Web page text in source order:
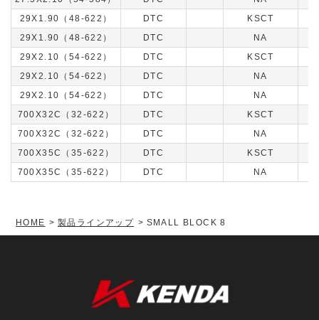
29X1.90（48-622）
DTC KSCT
29X1.90（48-622）
DTC NA
29X2.10（54-622）
DTC KSCT
29X2.10（54-622）
DTC NA
29X2.10（54-622）
DTC
NA
700X32C（32-622）
DTC KSCT
700X32C（32-622）
DTC NA
700X35C（35-622）
DTC KSCT
700X35C（35-622）
DTC NA
HOME 製品ラインアップ SMALL BLOCK 8